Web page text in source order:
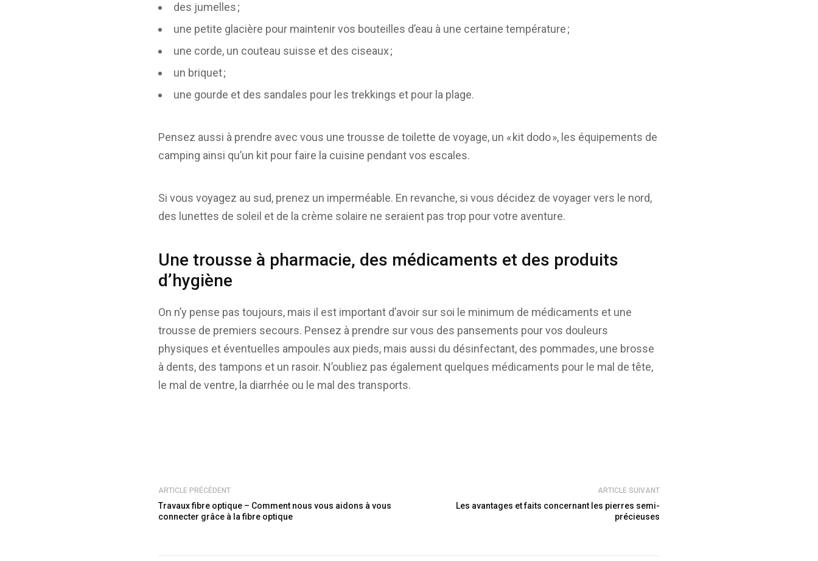
des jumelles ;
une petite glacière pour maintenir vos bouteilles d’eau à une certaine température ;
une corde, un couteau suisse et des ciseaux ;
un briquet ;
une gourde et des sandales pour les trekkings et pour la plage.
Pensez aussi à prendre avec vous une trousse de toilette de voyage, un « kit dodo », les équipements de
camping ainsi qu’un kit pour faire la cuisine pendant vos escales.
Si vous voyagez au sud, prenez un imperméable. En revanche, si vous décidez de voyager vers le nord,
des lunettes de soleil et de la crème solaire ne seraient pas trop pour votre aventure.
Une trousse à pharmacie, des médicaments et des produits
d’hygiène
On n’y pense pas toujours, mais il est important d’avoir sur soi le minimum de médicaments et une
trousse de premiers secours. Pensez à prendre sur vous des pansements pour vos douleurs
physiques et éventuelles ampoules aux pieds, mais aussi du désinfectant, des pommades, une brosse
à dents, des tampons et un rasoir. N’oubliez pas également quelques médicaments pour le mal de tête,
le mal de ventre, la diarrhée ou le mal des transports.
ARTICLE PRÉCÉDENT
Travaux fibre optique – Comment nous vous aidons à vous
connecter grâce à la fibre optique
ARTICLE SUIVANT
Les avantages et faits concernant les pierres semi-
précieuses